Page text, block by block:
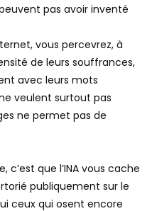
plusieurs psychiatres et
pas avoir inventé
vous percevrez, à
de leurs souffrances,
avec leurs mots
veulent surtout pas
ne permet pas de
que l’INA vous cache
publiquement sur le